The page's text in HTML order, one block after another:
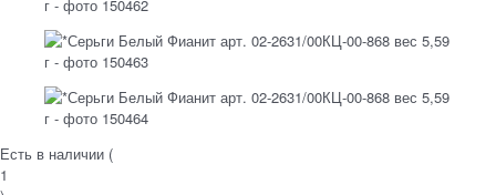
Есть в наличии (
1